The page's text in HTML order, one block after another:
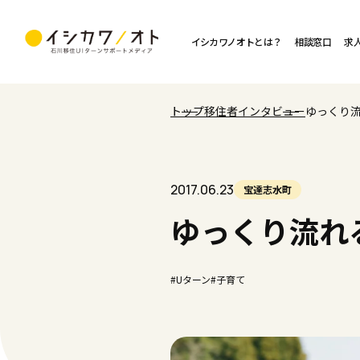
イシカワノオトとは？ 相談窓口 求
トップ移住者インタビューゆっくり
2017.06.23 宝達志水町
ゆっくり流
#Uターン#子育て